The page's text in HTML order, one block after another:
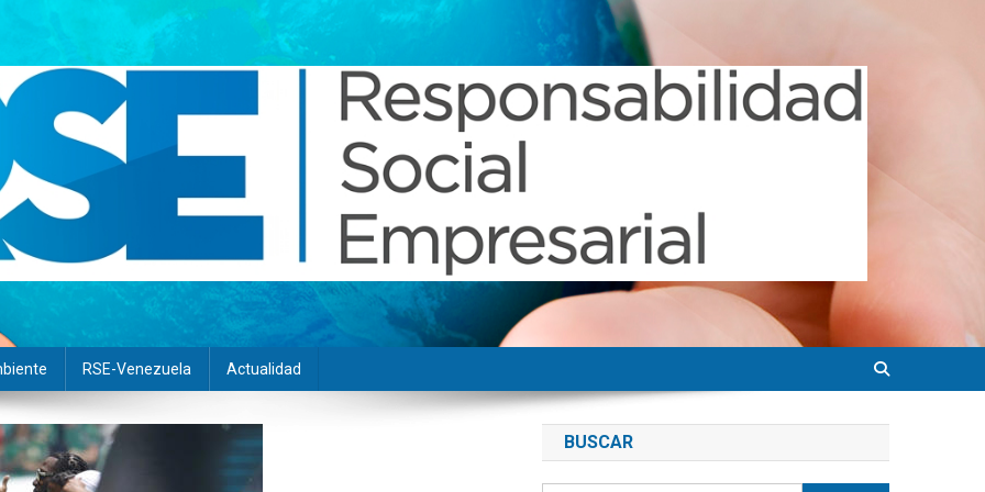
RSE-Venezuela Actualidad
BUSCAR